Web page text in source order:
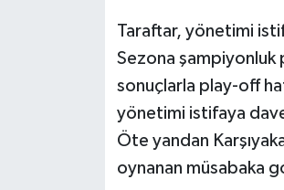
Taraftar, yönetimi
Sezona şampiyonluk
sonuçlarla play-off
yönetimi istifaya
Öte yandan
oynanan müsabaka